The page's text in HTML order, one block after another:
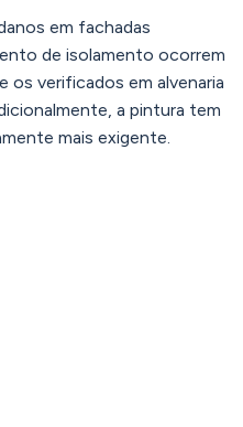
em fachadas
de isolamento ocorrem
os verificados em alvenaria
a pintura tem
mais exigente.